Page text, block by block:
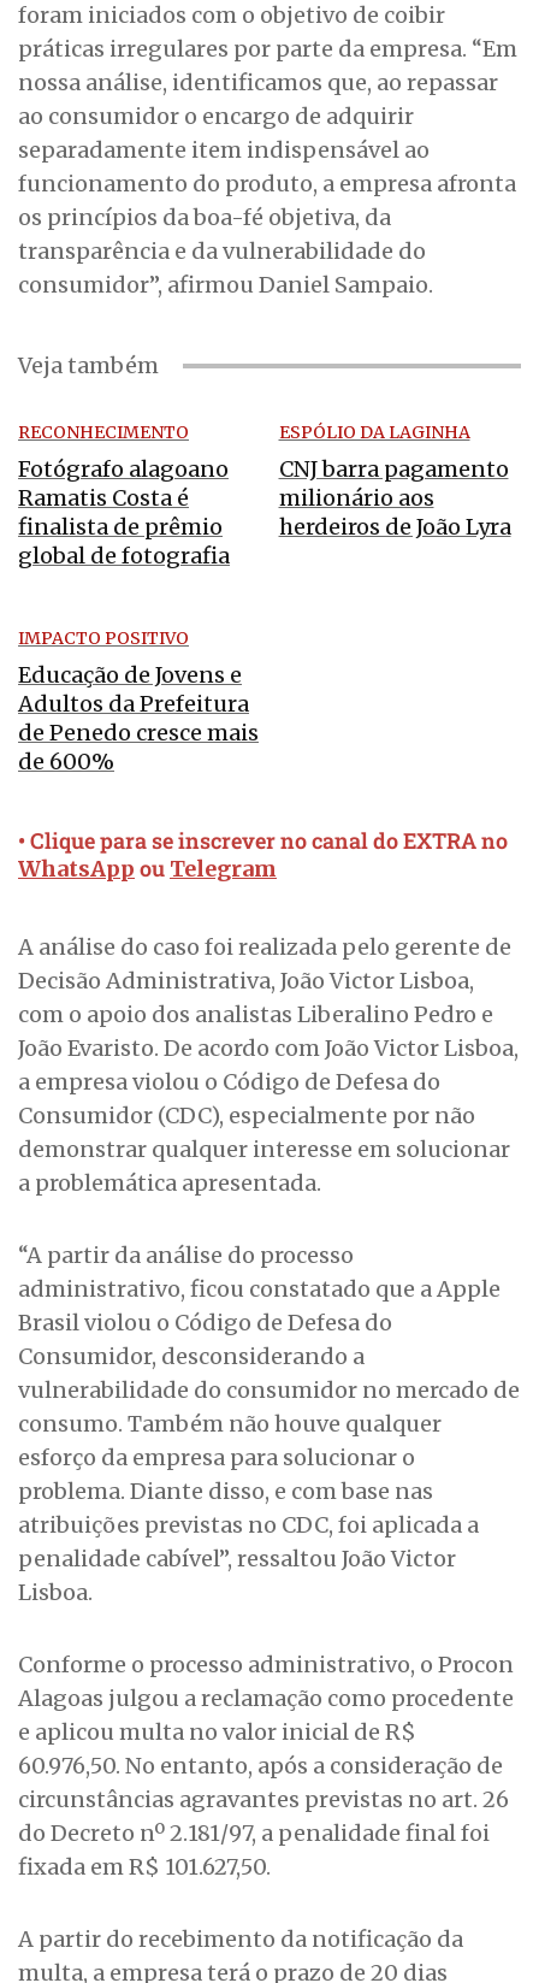
foram iniciados com o objetivo de coibir
práticas irregulares por parte da empresa. “Em
nossa análise, identificamos que, ao repassar
ao consumidor o encargo de adquirir
separadamente item indispensável ao
funcionamento do produto, a empresa afronta
os princípios da boa-fé objetiva, da
transparência e da vulnerabilidade do
consumidor”, afirmou Daniel Sampaio.
Veja também
RECONHECIMENTO
Fotógrafo alagoano
Ramatis Costa é
finalista de prêmio
global de fotografia
ESPÓLIO DA LAGINHA
CNJ barra pagamento
milionário aos
herdeiros de João Lyra
IMPACTO POSITIVO
Educação de Jovens e
Adultos da Prefeitura
de Penedo cresce mais
de 600%
• Clique para se inscrever no canal do EXTRA no
WhatsApp ou Telegram
A análise do caso foi realizada pelo gerente de
Decisão Administrativa, João Victor Lisboa,
com o apoio dos analistas Liberalino Pedro e
João Evaristo. De acordo com João Victor Lisboa,
a empresa violou o Código de Defesa do
Consumidor (CDC), especialmente por não
demonstrar qualquer interesse em solucionar
a problemática apresentada.
“A partir da análise do processo
administrativo, ficou constatado que a Apple
Brasil violou o Código de Defesa do
Consumidor, desconsiderando a
vulnerabilidade do consumidor no mercado de
consumo. Também não houve qualquer
esforço da empresa para solucionar o
problema. Diante disso, e com base nas
atribuições previstas no CDC, foi aplicada a
penalidade cabível”, ressaltou João Victor
Lisboa.
Conforme o processo administrativo, o Procon
Alagoas julgou a reclamação como procedente
e aplicou multa no valor inicial de R$
60.976,50. No entanto, após a consideração de
circunstâncias agravantes previstas no art. 26
do Decreto nº 2.181/97, a penalidade final foi
fixada em R$ 101.627,50.
A partir do recebimento da notificação da
multa, a empresa terá o prazo de 20 dias